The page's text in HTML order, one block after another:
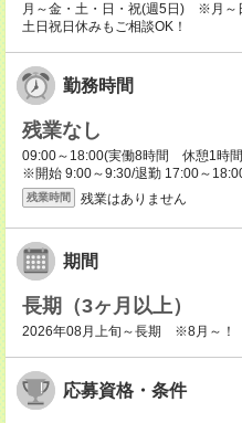
月～金・土・日・祝(週5日) ※月
土日祝日休みもご相談OK！
勤務時間
残業なし
09:00～18:00(実働8時間 休憩1時
※開始 9:00～9:30/退勤 17:00～
残業時間 残業はありません
期間
長期（3ヶ月以上）
2026年08月上旬～長期 ※8月～！
応募資格・条件